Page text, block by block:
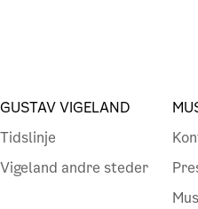
GUSTAV VIGELAND
Tidslinje
Vigeland andre steder